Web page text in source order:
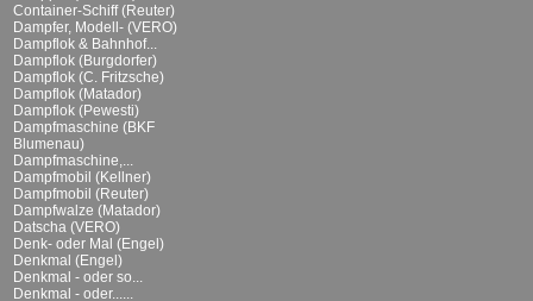
Container-Schiff (Reuter)
Dampfer, Modell- (VERO)
Dampflok & Bahnhof...
Dampflok (Burgdorfer)
Dampflok (C. Fritzsche)
Dampflok (Matador)
Dampflok (Pewesti)
Dampfmaschine (BKF
Blumenau)
Dampfmaschine,...
Dampfmobil (Kellner)
Dampfmobil (Reuter)
Dampfwalze (Matador)
Datscha (VERO)
Denk- oder Mal (Engel)
Denkmal (Engel)
Denkmal - oder so...
Denkmal - oder......